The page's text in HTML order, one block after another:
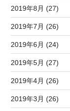
2019年8月 (27)
2019年7月 (26)
2019年6月 (24)
2019年5月 (27)
2019年4月 (26)
2019年3月 (26)